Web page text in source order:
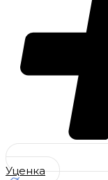
Уценка